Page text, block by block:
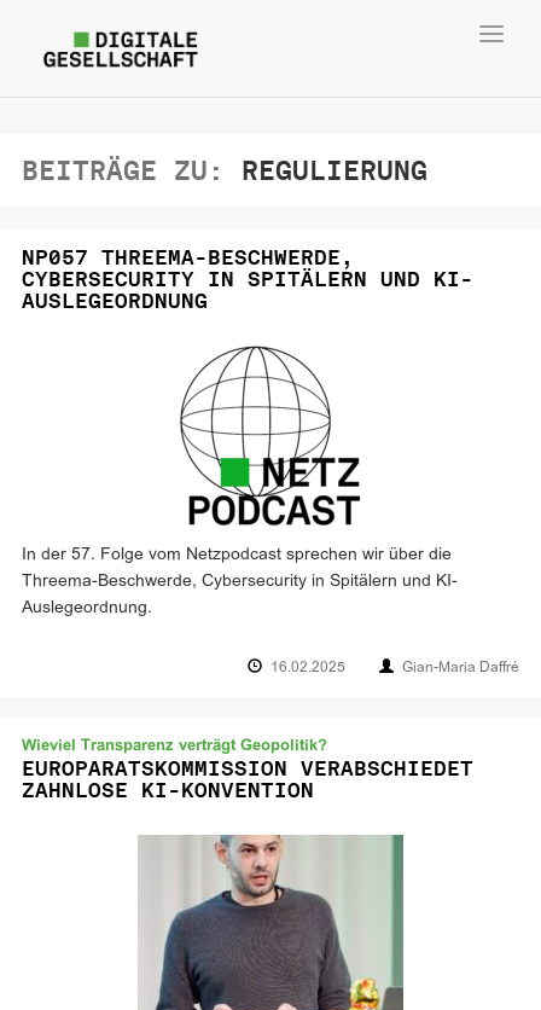
BEITRÄGE ZU: REGULIERUNG
NP057 THREEMA-BESCHWERDE,
CYBERSECURITY IN SPITÄLERN UND KI-
AUSLEGEORDNUNG
In der 57. Folge vom Netzpodcast sprechen wir über die
Threema-Beschwerde, Cybersecurity in Spitälern und KI-
Auslegeordnung.
16.02.2025 Gian-Maria Daffré
Wieviel Transparenz verträgt Geopolitik?
EUROPARATSKOMMISSION VERABSCHIEDET
ZAHNLOSE KI-KONVENTION